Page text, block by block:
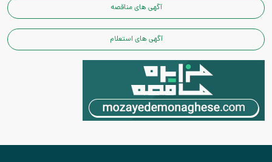
آگهی های مناقصه
آگهی های استعلام